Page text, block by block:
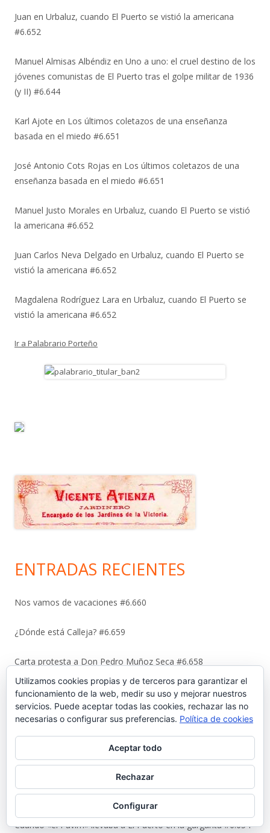
Juan en Urbaluz, cuando El Puerto se vistió la americana
#6.652
Manuel Almisas Albéndiz en Uno a uno: el cruel destino de los
jóvenes comunistas de El Puerto tras el golpe militar de 1936
(y II) #6.644
Karl Ajote en Los últimos coletazos de una enseñanza
basada en el miedo #6.651
José Antonio Cots Rojas en Los últimos coletazos de una
enseñanza basada en el miedo #6.651
Manuel Justo Morales en Urbaluz, cuando El Puerto se vistió
la americana #6.652
Juan Carlos Neva Delgado en Urbaluz, cuando El Puerto se
vistió la americana #6.652
Magdalena Rodríguez Lara en Urbaluz, cuando El Puerto se
vistió la americana #6.652
Ir a Palabrario Porteño
ENTRADAS RECIENTES
Nos vamos de vacaciones #6.660
¿Dónde está Calleja? #6.659
Carta protesta a Don Pedro Muñoz Seca #6.658
El antiguo campo del Racing y la iniciativa solidaria de Elías
Ahuja #6.657
Sebastián Gómez Sánchez, ‘Tani’. El frutero que ayudó a
sacar adelante a once hermanos #6.656
La viñeta de Alberto Castrelo. Se hacen fiestas a domicilio
#6.655
Cuando «el Pavirri» llevaba a El Puerto en la garganta #6.654
Utilizamos cookies propias y de terceros para garantizar el
funcionamiento de la web, medir su uso y mejorar nuestros
servicios. Puede aceptar todas las cookies, rechazar las no
necesarias o configurar sus preferencias. Política de cookies
Aceptar todo
Rechazar
Configurar